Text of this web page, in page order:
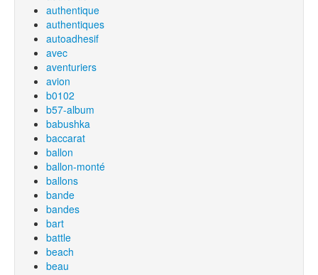
authentique
authentiques
autoadhesif
avec
aventuriers
avion
b0102
b57-album
babushka
baccarat
ballon
ballon-monté
ballons
bande
bandes
bart
battle
beach
beau